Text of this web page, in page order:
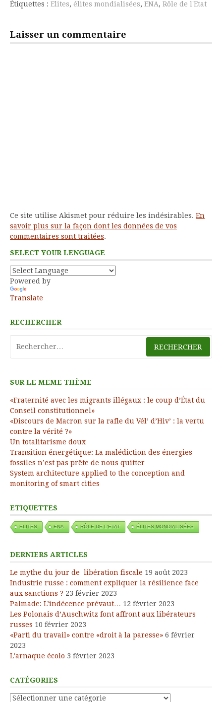
Étiquettes : Elites, élites mondialisées, ENA, Rôle de l'Etat
Laisser un commentaire
Ce site utilise Akismet pour réduire les indésirables. En
savoir plus sur la façon dont les données de vos
commentaires sont traitées.
SELECT YOUR LENGUAGE
Powered by
Translate
RECHERCHER
SUR LE MEME THÈME
«Fraternité avec les migrants illégaux : le coup d’État du
Conseil constitutionnel»
«Discours de Macron sur la rafle du Vél’ d’Hiv’ : la vertu
contre la vérité ?»
Un totalitarisme doux
Transition énergétique: La malédiction des énergies
fossiles n’est pas prête de nous quitter
System architecture applied to the conception and
monitoring of smart cities
ETIQUETTES
ELITES ENA RÔLE DE L'ETAT ÉLITES MONDIALISÉES
DERNIERS ARTICLES
Le mythe du jour de libération fiscale 19 août 2023
Industrie russe : comment expliquer la résilience face
aux sanctions ? 23 février 2023
Palmade: L’indécence prévaut… 12 février 2023
Les Polonais d’Auschwitz font affront aux libérateurs
russes 10 février 2023
«Parti du travail» contre «droit à la paresse» 6 février
2023
L’arnaque écolo 3 février 2023
CATÉGORIES
Catégories